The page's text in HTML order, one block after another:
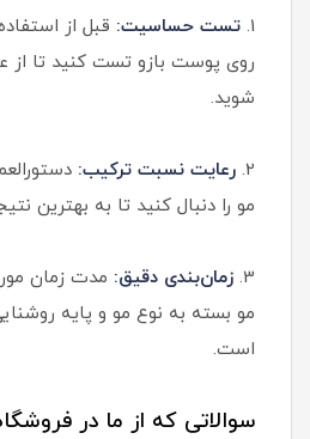
1. تست حساسیت: قبل از
روی پوست بازو تست کنید تا
شوید.
2. رعایت نسبت ترکیب:
مو را دنبال کنید تا به بهترین
3. زمان‌بندی دقیق: مدت زمان
مو بسته به نوع مو و پایه
است.
سوالاتی که از ما در